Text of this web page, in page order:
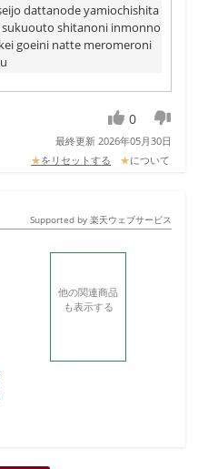
dattanode yamiochishita
shitanoni inmonno
goeini natte meromeroni
0
最終更新 2026年05月30日
★をリセットする ★について
Supported by 楽天ウェブサービス
他の関連商品
も表示する